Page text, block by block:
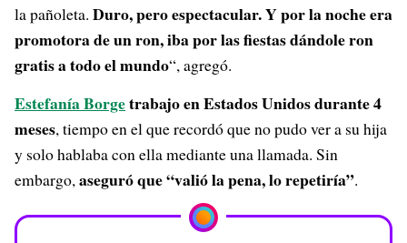
la pañoleta. Duro, pero espectacular. Y por la noche era
promotora de un ron, iba por las fiestas dándole ron
gratis a todo el mundo“, agregó.
Estefanía Borgetrabajo en Estados Unidos durante 4
meses, tiempo en el que recordó que no pudo ver a su hija
y solo hablaba con ella mediante una llamada. Sin
embargo, aseguró que“valió la pena, lo repetiría”.